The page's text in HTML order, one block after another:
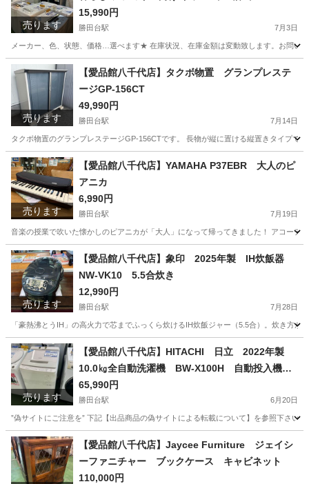
売ります
15,990円
勝田台駅 7月3日
メーカー、色、状態、価格…選べます★ 在庫状況、在庫金額は変動致します。お問い
千葉 八千代市 勝田台駅 生活家電 商品
売ります
【愛品館八千代店】タクボ物置 グランプレステ
ージGP-156CT
49,990円
勝田台駅 7月14日
タクボ物置のグランプレステージGP-156CTです。 長物が縦に置ける縦置きタイプ
千葉 八千代市 勝田台駅 収納家具
売ります
【愛品館八千代店】YAMAHA P37EBR 大人のピ
アニカ
6,990円
勝田台駅 7月19日
音楽の授業で吹いた懐かしのピアニカが「大人」になって帰ってきました！ アコー
千葉 八千代市 勝田台駅 鍵盤楽器、ピアノ ピアニカ
売ります
【愛品館八千代店】象印 2025年製 IH炊飯器
NW-VK10 5.5合炊き
12,990円
勝田台駅 7月28日
「豪熱沸とうIH」の高火力で芯までふっくら炊けるIH炊飯ジャー（5.5合）。炊き方
千葉 八千代市 勝田台駅 キッチン家電 商品
売ります
【愛品館八千代店】HITACHI 日立 2022年製
10.0㎏全自動洗濯機 BW-X100H 自動投入機能
付き
65,990円
勝田台駅 6月20日
”偽サイトにご注意を” 下記【出品商品の偽サイトによる転載について】を参照下さ
千葉 八千代市 勝田台駅 生活家電
【愛品館八千代店】Jaycee Furniture ジェイシ
ーファニチャー ブックケース キャビネット
110,000円